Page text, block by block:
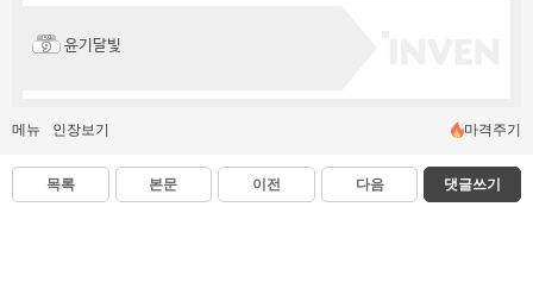
윤기달빛
메뉴 인장보기 마격주기
목록 본문 이전 다음 댓글쓰기